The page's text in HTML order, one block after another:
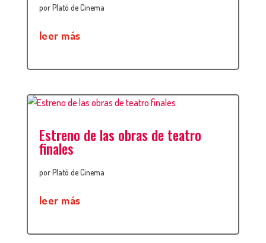
porPlató de Cinema
leer más
Estreno de las obras de teatro
finales
porPlató de Cinema
leer más